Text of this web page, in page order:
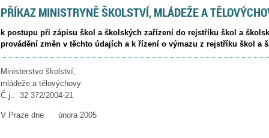
PŘÍKAZ MINISTRYNĚ ŠKOLSTVÍ, MLÁDEŽE A
k postupu při zápisu škol a školských zařízení do rejstříku škol a
provádění změn v těchto údajích a k řízení o výmazu z rejstříku škol a
Ministerstvo školství,
mládeže a tělovýchovy
Č.j.: 32 372/2004-21
V Praze dne února 2005